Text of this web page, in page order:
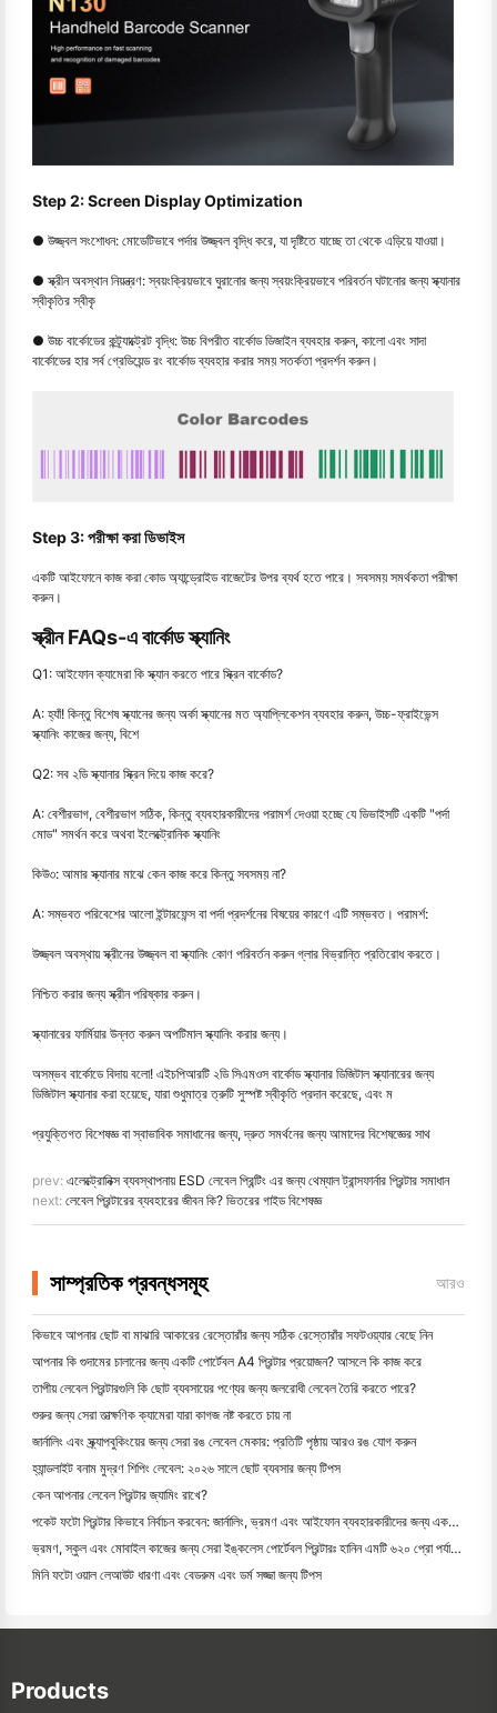
Step 2: Screen Display Optimization
● উজ্জ্বল সংশোধন: মোডেটিভাবে পর্দার উজ্জ্বল বৃদ্ধি করে, যা দৃষ্টিতে যাচ্ছে তা থেকে এড়িয়ে যাওয়া।
● স্ক্রীন অবস্থান নিয়ন্ত্রণ: স্বয়ংক্রিয়ভাবে ঘুরানোর জন্য স্বয়ংক্রিয়ভাবে পরিবর্তন ঘটানোর জন্য স্ক্যানার
স্বীকৃতির স্বীকৃ
● উচ্চ বার্কোডের কন্ট্র্যাক্ট্রেট বৃদ্ধি: উচ্চ বিপরীত বার্কোড ডিজাইন ব্যবহার করুন, কালো এবং সাদা
বার্কোডের হার সর্ব গ্রেডিয়েন্ড রং বার্কোড ব্যবহার করার সময় সতর্কতা প্রদর্শন করুন।
Step 3: পরীক্ষা করা ডিভাইস
একটি আইফোনে কাজ করা কোড অ্যান্ড্রোইড বাজেটের উপর ব্যর্থ হতে পারে। সবসময় সমর্থকতা পরীক্ষা
করুন।
স্ক্রীন FAQs-এ বার্কোড স্ক্যানিং
Q1: আইফোন ক্যামেরা কি স্ক্যান করতে পারে স্ক্রিন বার্কোড?
A: হ্যাঁ! কিন্তু বিশেষ স্ক্যানের জন্য অর্কা স্ক্যানের মত অ্যাপ্লিকেশন ব্যবহার করুন, উচ্চ-ফ্রাইভেন্স
স্ক্যানিং কাজের জন্য, বিশে
Q2: সব ২ডি স্ক্যানার স্ক্রিন দিয়ে কাজ করে?
A: বেশীরভাগ, বেশীরভাগ সঠিক, কিন্তু ব্যবহারকারীদের পরামর্শ দেওয়া হচ্ছে যে ডিভাইসটি একটি "পর্দা
মোড" সমর্থন করে অথবা ইলেক্ট্রোনিক স্ক্যানিং
কিউ৩: আমার স্ক্যানার মাঝে কেন কাজ করে কিন্তু সবসময় না?
A: সম্ভবত পরিবেশের আলো ইন্টারফেন্স বা পর্দা প্রদর্শনের বিষয়ের কারণে এটি সম্ভবত। পরামর্শ:
উজ্জ্বল অবস্থায় স্ক্রীনের উজ্জ্বল বা স্ক্যানিং কোণ পরিবর্তন করুন গ্লার বিভ্রান্তি প্রতিরোধ করতে।
নিশ্চিত করার জন্য স্ক্রীন পরিষ্কার করুন।
স্ক্যানারের ফার্মিয়ার উন্নত করুন অপটিমাল স্ক্যানিং করার জন্য।
অসম্ভব বার্কোডে বিদায় বলো! এইচপিআরটি ২ডি সিএমওস বার্কোড স্ক্যানার ডিজিটাল স্ক্যানারের জন্য
ডিজিটাল স্ক্যানার করা হয়েছে, যারা শুধুমাত্র ত্রুটি সুস্পষ্ট স্বীকৃতি প্রদান করেছে, এবং ম
প্রযুক্তিগত বিশেষজ্ঞ বা স্বাভাবিক সমাধানের জন্য, দ্রুত সমর্থনের জন্য আমাদের বিশেষজ্ঞের সাথ
prev: এলেক্ট্রোনিক্স ব্যবস্থাপনায় ESD লেবেল প্রিন্টিং এর জন্য থেম্যাল ট্রান্সফার্নার প্রিন্টার সমাধান
next: লেবেল প্রিন্টারের ব্যবহারের জীবন কি? ভিতরের গাইড বিশেষজ্ঞ
সাম্প্রতিক প্রবন্ধসমূহ আরও
কিভাবে আপনার ছোট বা মাঝারি আকারের রেস্তোরাঁর জন্য সঠিক রেস্তোরাঁর সফটওয়্যার বেছে নিন
আপনার কি গুদামের চালানের জন্য একটি পোর্টেবল A4 প্রিন্টার প্রয়োজন? আসলে কি কাজ করে
তাপীয় লেবেল প্রিন্টারগুলি কি ছোট ব্যবসায়ের পণ্যের জন্য জলরোধী লেবেল তৈরি করতে পারে?
শুরুর জন্য সেরা তাত্ক্ষণিক ক্যামেরা যারা কাগজ নষ্ট করতে চায় না
জার্নালিং এবং স্ক্র্যাপবুকিংয়ের জন্য সেরা রঙ লেবেল মেকার: প্রতিটি পৃষ্ঠায় আরও রঙ যোগ করুন
হ্যান্ডলাইট বনাম মুদ্রণ শিপিং লেবেল: ২০২৬ সালে ছোট ব্যবসার জন্য টিপস
কেন আপনার লেবেল প্রিন্টার জ্যামিং রাখে?
পকেট ফটো প্রিন্টার কিভাবে নির্বাচন করবেন: জার্নালিং, ভ্রমণ এবং আইফোন ব্যবহারকারীদের জন্য একটি সম্পূর্ণ গাই
ভ্রমণ, স্কুল এবং মোবাইল কাজের জন্য সেরা ইঙ্কলেস পোর্টেবল প্রিন্টারঃ হানিন এমটি ৬২০ প্রো পর্যালোচনা
মিনি ফটো ওয়াল লেআউট ধারণা এবং বেডরুম এবং ডর্ম সজ্জা জন্য টিপস
Products